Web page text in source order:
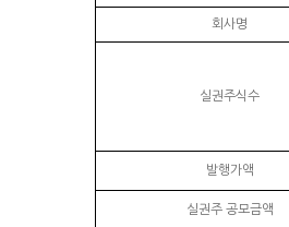
회사명
실권주식수
발행가액
실권주 공모금액